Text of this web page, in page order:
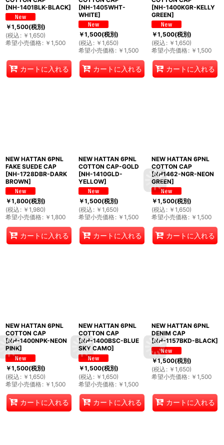
[NH-1401BLK-BLACK]
￥1,500(税別)
(税込 : ￥ 1,650)
希望小売価格: ￥ 1,500
カートに入れる
[NH-1405WHT-
WHITE]
￥1,500(税別)
(税込 : ￥ 1,650)
希望小売価格: ￥ 1,500
カートに入れる
[NH-1400KGR-KELLY
GREEN]
￥1,500(税別)
(税込 : ￥ 1,650)
希望小売価格: ￥ 1,500
カートに入れる
NEW HATTAN 6PNL
FAKE SUEDE CAP
[NH-1728DBR-DARK
BROWN]
￥1,800(税別)
(税込 : ￥ 1,980)
希望小売価格: ￥ 1,800
カートに入れる
NEW HATTAN 6PNL
COTTON CAP-GOLD
[NH-1410GLD-
YELLOW]
￥1,500(税別)
(税込 : ￥ 1,650)
希望小売価格: ￥ 1,500
カートに入れる
NEW HATTAN 6PNL
COTTON CAP
[NH1462-NGR-NEON
GREEN]
￥1,500(税別)
(税込 : ￥ 1,650)
希望小売価格: ￥ 1,500
カートに入れる
NEW HATTAN 6PNL
COTTON CAP
[NH-1400NPK-NEON
PINK]
￥1,500(税別)
(税込 : ￥ 1,650)
希望小売価格: ￥ 1,500
カートに入れる
NEW HATTAN 6PNL
COTTON CAP
[NH-1400BSC-BLUE
SKY CAMO]
￥1,500(税別)
(税込 : ￥ 1,650)
希望小売価格: ￥ 1,500
カートに入れる
NEW HATTAN 6PNL
DENIM CAP
[NH-1157BKD-BLACK]
￥1,500(税別)
(税込 : ￥ 1,650)
希望小売価格: ￥ 1,500
カートに入れる